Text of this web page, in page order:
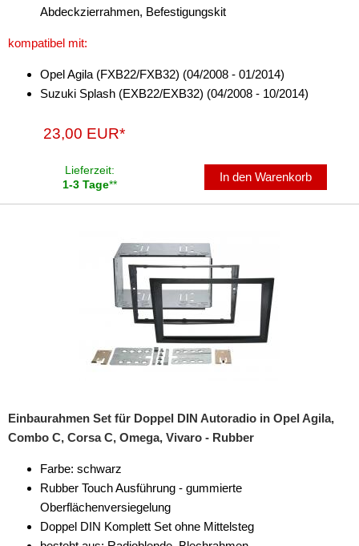
Abdeckzierrahmen, Befestigungskit
kompatibel mit:
Opel Agila (FXB22/FXB32) (04/2008 - 01/2014)
Suzuki Splash (EXB22/EXB32) (04/2008 - 10/2014)
23,00 EUR*
Lieferzeit:
1-3 Tage**
In den Warenkorb
Einbaurahmen Set für Doppel DIN Autoradio in Opel Agila,
Combo C, Corsa C, Omega, Vivaro - Rubber
Farbe: schwarz
Rubber Touch Ausführung - gummierte
Oberflächenversiegelung
Doppel DIN Komplett Set ohne Mittelsteg